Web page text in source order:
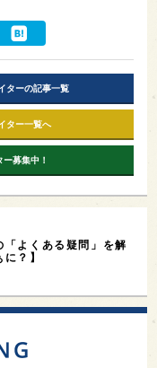
ターの記事一覧
ター一覧へ
ー募集中！
「よくある疑問」を解
？】